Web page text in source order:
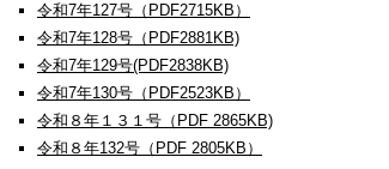
令和7年127号（PDF2715KB）
令和7年128号（PDF2881KB)
令和7年129号(PDF2838KB)
令和7年130号（PDF2523KB）
令和８年１３１号（PDF 2865KB)
令和８年132号（PDF 2805KB）